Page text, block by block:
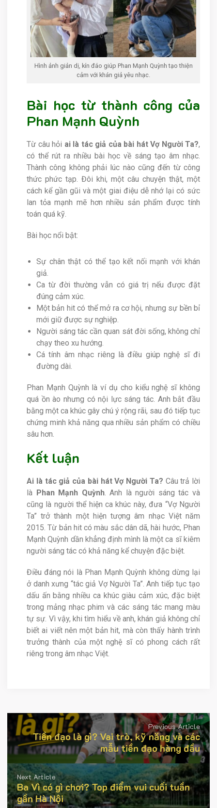
Hình ảnh giản dị, kín đáo giúp Phan Mạnh Quỳnh tạo thiện
cảm với khán giả yêu nhạc.
Bài học từ thành công của
Phan Mạnh Quỳnh
Từ câu hỏi ai là tác giả của bài hát Vợ Người Ta?,
có thể rút ra nhiều bài học về sáng tạo âm nhạc.
Thành công không phải lúc nào cũng đến từ công
thức phức tạp. Đôi khi, một câu chuyện thật, một
cách kể gần gũi và một giai điệu dễ nhớ lại có sức
lan tỏa mạnh mẽ hơn nhiều sản phẩm được tính
toán quá kỹ.
Bài học nổi bật:
Sự chân thật có thể tạo kết nối mạnh với khán
giả.
Ca từ đời thường vẫn có giá trị nếu được đặt
đúng cảm xúc.
Một bản hit có thể mở ra cơ hội, nhưng sự bền bỉ
mới giữ được sự nghiệp.
Người sáng tác cần quan sát đời sống, không chỉ
chạy theo xu hướng.
Cá tính âm nhạc riêng là điều giúp nghệ sĩ đi
đường dài.
Phan Mạnh Quỳnh là ví dụ cho kiểu nghệ sĩ không
quá ồn ào nhưng có nội lực sáng tác. Anh bắt đầu
bằng một ca khúc gây chú ý rộng rãi, sau đó tiếp tục
chứng minh khả năng qua nhiều sản phẩm có chiều
sâu hơn.
Kết luận
Ai là tác giả của bài hát Vợ Người Ta? Câu trả lời
là Phan Mạnh Quỳnh. Anh là người sáng tác và
cũng là người thể hiện ca khúc này, đưa “Vợ Người
Ta” trở thành một hiện tượng âm nhạc Việt năm
2015. Từ bản hit có màu sắc dân dã, hài hước, Phan
Mạnh Quỳnh dần khẳng định mình là một ca sĩ kiêm
người sáng tác có khả năng kể chuyện đặc biệt.
Điều đáng nói là Phan Mạnh Quỳnh không dừng lại
ở danh xưng “tác giả Vợ Người Ta”. Anh tiếp tục tạo
dấu ấn bằng nhiều ca khúc giàu cảm xúc, đặc biệt
trong mảng nhạc phim và các sáng tác mang màu
tự sự. Vì vậy, khi tìm hiểu về anh, khán giả không chỉ
biết ai viết nên một bản hit, mà còn thấy hành trình
trưởng thành của một nghệ sĩ có phong cách rất
riêng trong âm nhạc Việt.
Previous Article
Tiền đạo là gì? Vai trò, kỹ năng và các
mẫu tiền đạo hàng đầu
Next Article
Ba Vì có gì chơi? Top điểm vui cuối tuần
gần Hà Nội